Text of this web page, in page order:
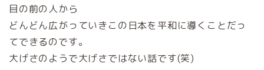
目の前の人から
どんどん広がっていきこの日本を平和に導くことだっ
てできるのです。
大げさのようで大げさではない話です(笑)